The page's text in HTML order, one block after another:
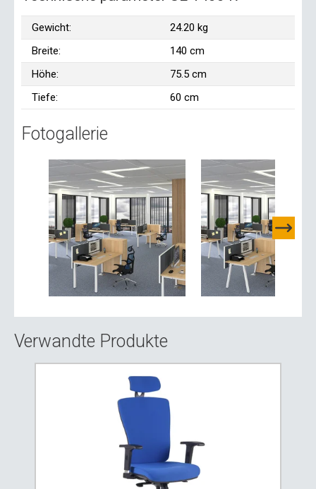
Gewicht:
24.20 kg
Breite:
140 cm
Höhe:
75.5 cm
Tiefe:
60 cm
Fotogallerie
Verwandte Produkte